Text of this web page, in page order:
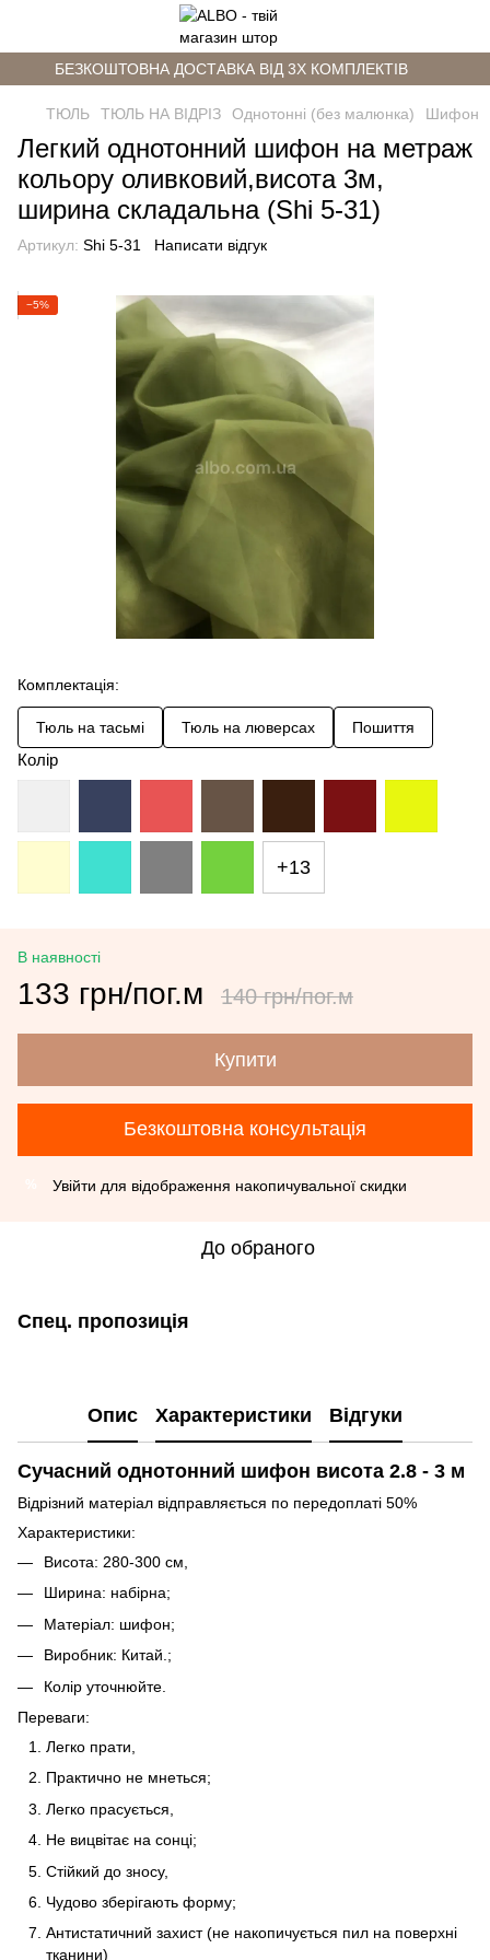
БЕЗКОШТОВНА ДОСТАВКА ВІД 3Х КОМПЛЕКТІВ
ТЮЛЬ ТЮЛЬ НА ВІДРІЗ Однотонні (без малюнка) Шифон
Легкий однотонний шифон на метраж
кольору оливковий,висота 3м,
ширина складальна (Shi 5-31)
Артикул: Shi 5-31 Написати відгук
−5%
Комплектація:
Тюль на тасьмі Тюль на люверсах Пошиття
Колір
+13
В наявності
133 грн/пог.м 140 грн/пог.м
Купити
Безкоштовна консультація
Увійти для відображення накопичувальної скидки
До обраного
Спец. пропозиція
Опис Характеристики Відгуки
Сучасний однотонний шифон висота 2.8 - 3 м
Відрізний матеріал відправляється по передоплаті 50%
Характеристики:
Висота: 280-300 см,
Ширина: набірна;
Матеріал: шифон;
Виробник: Китай.;
Колір уточнюйте.
Переваги:
Легко прати,
Практично не мнеться;
Легко прасується,
Не вицвітає на сонці;
Стійкий до зносу,
Чудово зберігають форму;
Антистатичний захист (не накопичується пил на поверхні
тканини)